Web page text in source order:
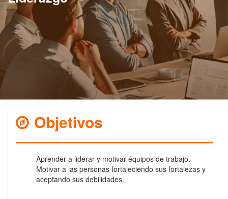
Objetivos
Aprender a liderar y motivar équipos de trabajo.
Motivar a las personas fortaleciendo sus fortalezas y
aceptando sus debilidades.